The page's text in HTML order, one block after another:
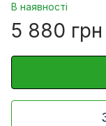
В наявності
5 880 грн